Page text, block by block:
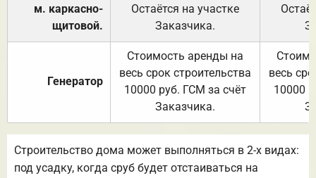
м. каркасно-
щитовой.
Остаётся на участке
Заказчика.
Генератор
Стоимость аренды на
весь срок строительства
10000 руб. ГСМ за счёт
Заказчика.
весь
10000
Строительство дома может выполняться в 2-х видах:
под усадку, когда сруб будет отстаиваться на